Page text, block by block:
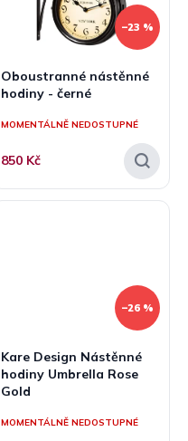
k
ů
–23 %
Oboustranné nástěnné
hodiny - černé
MOMENTÁLNĚ NEDOSTUPNÉ
850 Kč
–26 %
Kare Design Nástěnné
hodiny Umbrella Rose
Gold
MOMENTÁLNĚ NEDOSTUPNÉ